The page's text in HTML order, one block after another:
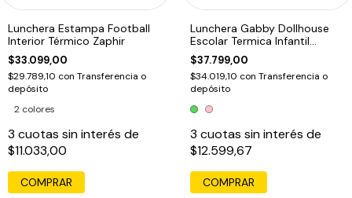
Lunchera Estampa Football
Interior Térmico Zaphir
$33.099,00
$29.789,10 con Transferencia o
depósito
2 colores
3 cuotas sin interés de
$11.033,00
COMPRAR
Lunchera Gabby Dollhouse
Escolar Termica Infantil
Rainbow
$37.799,00
$34.019,10 con Transferencia o
depósito
3 cuotas sin interés de
$12.599,67
COMPRAR